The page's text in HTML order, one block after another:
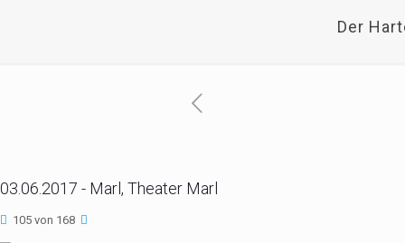
Der
03.06.2017 - Marl, Theater Marl
105 von 168